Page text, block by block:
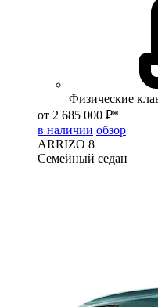
Физические
от 2 685 000 ₽*
в наличии обзор
ARRIZO 8
Семейный седан